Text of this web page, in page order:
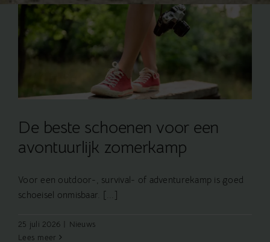
De beste schoenen voor een
avontuurlijk zomerkamp
Voor een outdoor-, survival- of adventurekamp is goed
schoeisel onmisbaar. [...]
25 juli 2026
Nieuws
Lees meer